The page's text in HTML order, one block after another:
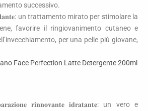
successivo.
un trattamento mirato per stimolare la
favorire il ringiovanimento cutaneo e
per una pelle più giovane,
Face Perfection Latte Detergente 200ml
𝐫𝐢𝐧𝐧𝐨𝐯𝐚𝐧𝐭𝐞 𝐢𝐝𝐫𝐚𝐭𝐚𝐧𝐭𝐞: un vero e